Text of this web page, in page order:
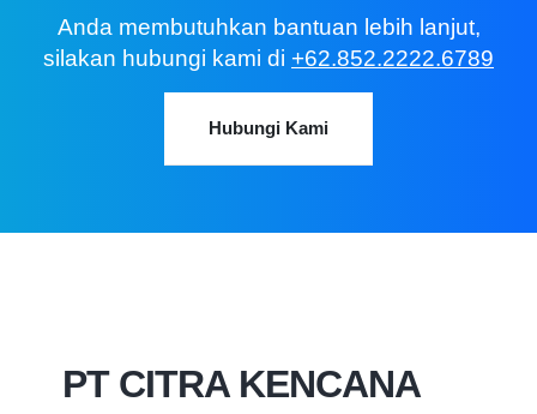
Anda membutuhkan bantuan lebih lanjut,
silakan hubungi kami di +62.852.2222.6789
Hubungi Kami
PT CITRA KENCANA